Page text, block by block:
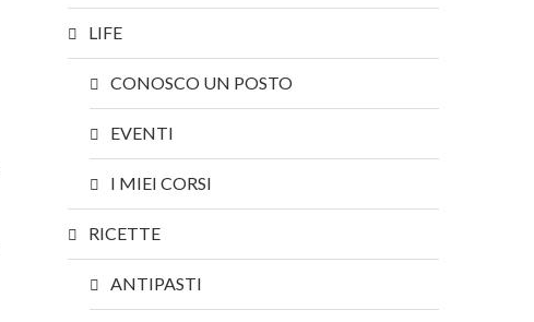
LIFE
CONOSCO UN POSTO
EVENTI
I MIEI CORSI
RICETTE
ANTIPASTI